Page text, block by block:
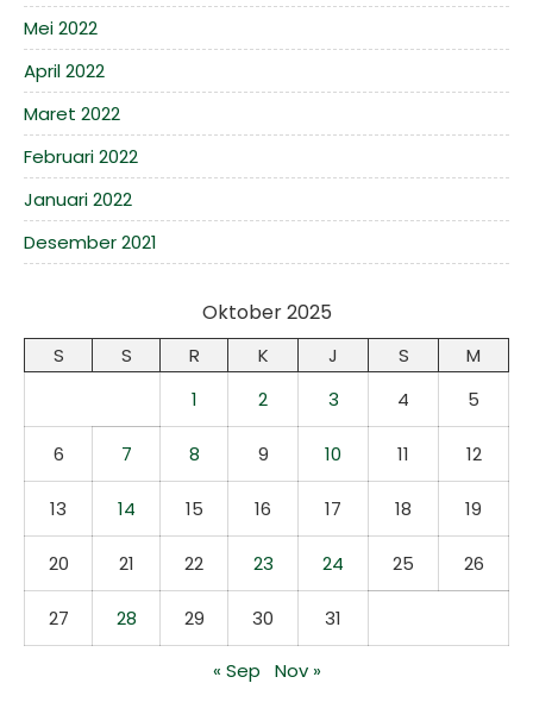
Mei 2022
April 2022
Maret 2022
Februari 2022
Januari 2022
Desember 2021
Oktober 2025
S S R K J S
M
1
2 3 4 5
6 7 8 9 10 11 12
13 14 15 16 17 18 19
20 21 22 23 24 25 26
27 28 29 30 31
« Sep Nov »